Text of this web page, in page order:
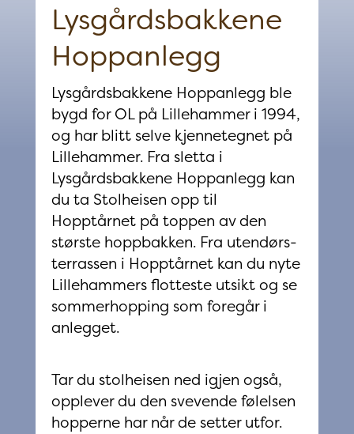
Lysgårdsbakkene
Hoppanlegg
Lysgårdsbakkene Hoppanlegg ble
bygd for OL på Lillehammer i 1994,
og har blitt selve kjennetegnet på
Lillehammer. Fra sletta i
Lysgårdsbakkene Hoppanlegg kan
du ta Stolheisen opp til
Hopptårnet på toppen av den
største hoppbakken. Fra utendørs-
terrassen i Hopptårnet kan du nyte
Lillehammers flotteste utsikt og se
sommerhopping som foregår i
anlegget.
Tar du stolheisen ned igjen også,
opplever du den svevende følelsen
hopperne har når de setter utfor.